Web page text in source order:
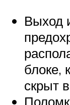
Выход
блоке,
скрыт